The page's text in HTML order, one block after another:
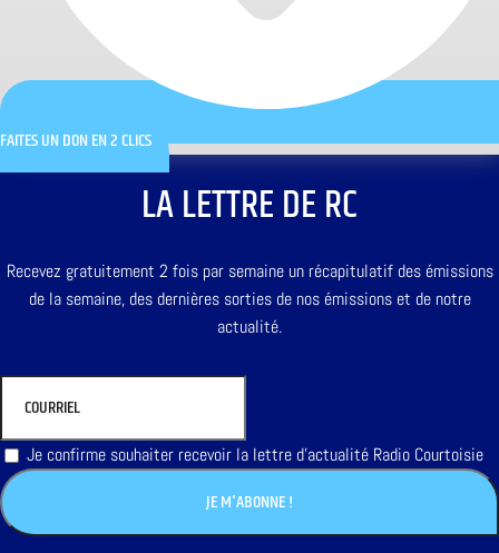
FAITES UN DON EN 2 CLICS
LA LETTRE DE RC
Recevez gratuitement 2 fois par semaine un récapitulatif des émissions
de la semaine, des dernières sorties de nos émissions et de notre
actualité.
Je confirme souhaiter recevoir la lettre d'actualité Radio Courtoisie